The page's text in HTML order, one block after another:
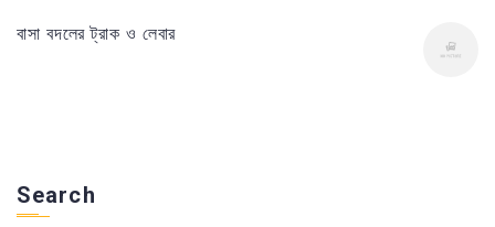
বাসা বদলের ট্রাক ও লেবার
Search